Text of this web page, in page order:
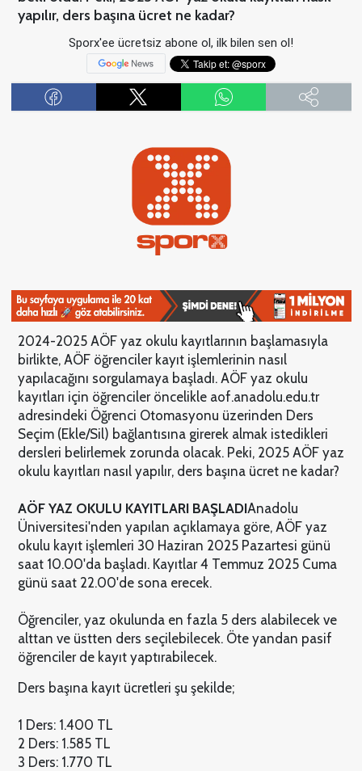
yapılır, ders başına ücret ne kadar?
Sporx'ee ücretsiz abone ol, ilk bilen sen ol!
2024-2025 AÖF yaz okulu kayıtlarının başlamasıyla
birlikte, AÖF öğrenciler kayıt işlemlerinin nasıl
yapılacağını sorgulamaya başladı. AÖF yaz okulu
kayıtları için öğrenciler öncelikle aof.anadolu.edu.tr
adresindeki Öğrenci Otomasyonu üzerinden Ders
Seçim (Ekle/Sil) bağlantısına girerek almak istedikleri
dersleri belirlemek zorunda olacak. Peki, 2025 AÖF yaz
okulu kayıtları nasıl yapılır, ders başına ücret ne kadar?
AÖF YAZ OKULU KAYITLARI BAŞLADIAnadolu
Üniversitesi'nden yapılan açıklamaya göre, AÖF yaz
okulu kayıt işlemleri 30 Haziran 2025 Pazartesi günü
saat 10.00'da başladı. Kayıtlar 4 Temmuz 2025 Cuma
günü saat 22.00'de sona erecek.
Öğrenciler, yaz okulunda en fazla 5 ders alabilecek ve
alttan ve üstten ders seçilebilecek. Öte yandan pasif
öğrenciler de kayıt yaptırabilecek.
Ders başına kayıt ücretleri şu şekilde;
1 Ders: 1.400 TL
2 Ders: 1.585 TL
3 Ders: 1.770 TL